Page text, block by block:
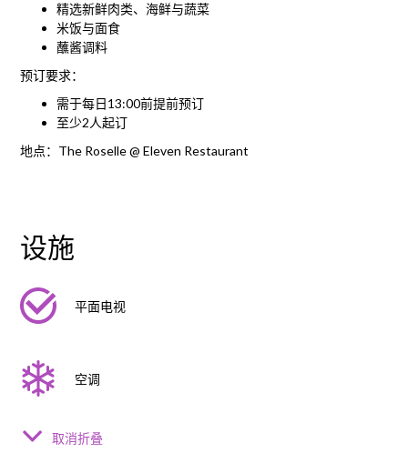
精选新鲜肉类、海鲜与蔬菜
米饭与面食
蘸酱调料
预订要求：
需于每日13:00前提前预订
至少2人起订
地点：The Roselle @ Eleven Restaurant
设施
平面电视
空调
取消折叠